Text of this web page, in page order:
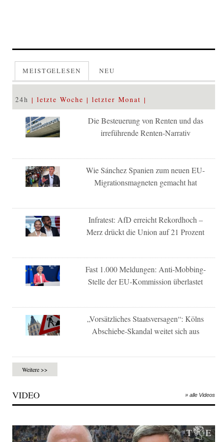
MEISTGELESEN NEU
24h letzte Woche letzter Monat
Die Besteuerung von Renten und das
irreführende Renten-Narrativ
Wie Sánchez Spanien zum neuen EU-
Migrationsmagneten gemacht hat
Infratest: AfD erreicht Rekordhoch –
Merz drückt die Union auf 21 Prozent
Fast 1.000 Meldungen: Anti-Mobbing-
Stelle der EU-Kommission überlastet
„Vorsätzliches Staatsversagen“: Kölns
Abschiebe-Skandal weitet sich aus
Weitere >>
VIDEO » alle Videos